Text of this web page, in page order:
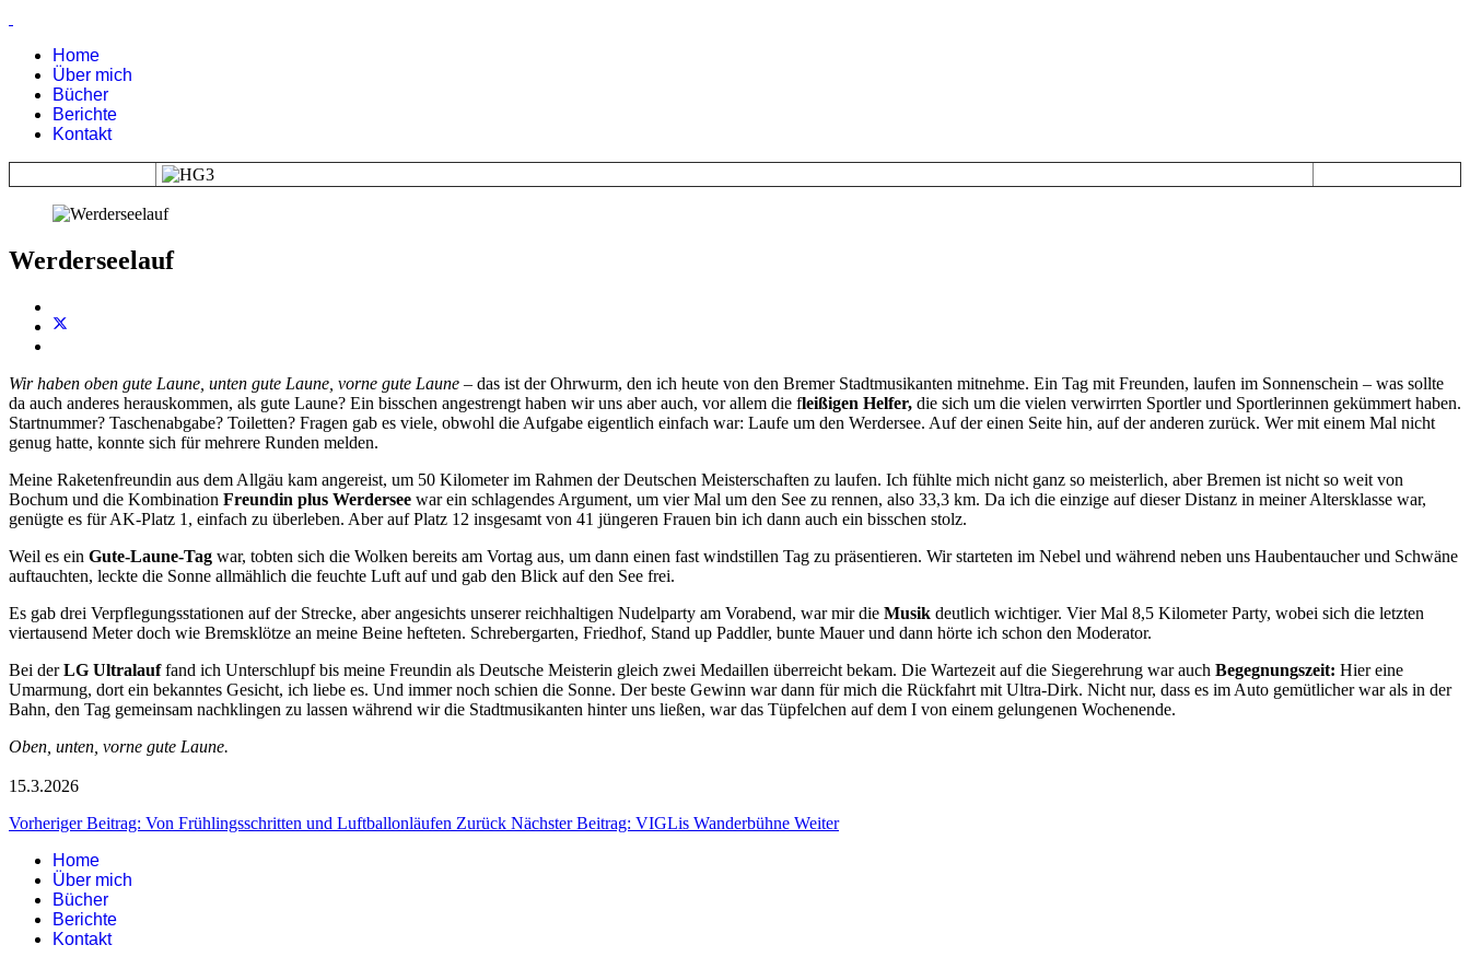
Home
Über mich
Bücher
Berichte
Kontakt
Werderseelauf
Wir haben oben gute Laune, unten gute Laune, vorne gute Laune – das ist der Ohrwurm, den ich heute von den Bremer Stadtmusikanten mitnehme. Ein Tag mit Freunden, laufen im Sonnenschein – was sollte
da auch anderes herauskommen, als gute Laune? Ein bisschen angestrengt haben wir uns aber auch, vor allem die fleißigen Helfer, die sich um die vielen verwirrten Sportler und Sportlerinnen gekümmert haben.
Startnummer? Taschenabgabe? Toiletten? Fragen gab es viele, obwohl die Aufgabe eigentlich einfach war: Laufe um den Werdersee. Auf der einen Seite hin, auf der anderen zurück. Wer mit einem Mal nicht
genug hatte, konnte sich für mehrere Runden melden.
Meine Raketenfreundin aus dem Allgäu kam angereist, um 50 Kilometer im Rahmen der Deutschen Meisterschaften zu laufen. Ich fühlte mich nicht ganz so meisterlich, aber Bremen ist nicht so weit von
Bochum und die Kombination Freundin plus Werdersee war ein schlagendes Argument, um vier Mal um den See zu rennen, also 33,3 km. Da ich die einzige auf dieser Distanz in meiner Altersklasse war,
genügte es für AK-Platz 1, einfach zu überleben. Aber auf Platz 12 insgesamt von 41 jüngeren Frauen bin ich dann auch ein bisschen stolz.
Weil es ein Gute-Laune-Tag war, tobten sich die Wolken bereits am Vortag aus, um dann einen fast windstillen Tag zu präsentieren. Wir starteten im Nebel und während neben uns Haubentaucher und Schwäne
auftauchten, leckte die Sonne allmählich die feuchte Luft auf und gab den Blick auf den See frei.
Es gab drei Verpflegungsstationen auf der Strecke, aber angesichts unserer reichhaltigen Nudelparty am Vorabend, war mir die Musik deutlich wichtiger. Vier Mal 8,5 Kilometer Party, wobei sich die letzten
viertausend Meter doch wie Bremsklötze an meine Beine hefteten. Schrebergarten, Friedhof, Stand up Paddler, bunte Mauer und dann hörte ich schon den Moderator.
Bei derLG Ultralauffand ich Unterschlupf bis meine Freundin als Deutsche Meisterin gleich zwei Medaillen überreicht bekam. Die Wartezeit auf die Siegerehrung war auch Begegnungszeit: Hier eine
Umarmung, dort ein bekanntes Gesicht, ich liebe es. Und immer noch schien die Sonne. Der beste Gewinn war dann für mich die Rückfahrt mit Ultra-Dirk. Nicht nur, dass es im Auto gemütlicher war als in der
Bahn, den Tag gemeinsam nachklingen zu lassen während wir die Stadtmusikanten hinter uns ließen, war das Tüpfelchen auf dem I von einem gelungenen Wochenende.
Oben, unten, vorne gute Laune.
15.3.2026
Vorheriger Beitrag: Von Frühlingsschritten und Luftballonläufen Zurück Nächster Beitrag: VIGLis Wanderbühne Weiter
Home
Über mich
Bücher
Berichte
Kontakt